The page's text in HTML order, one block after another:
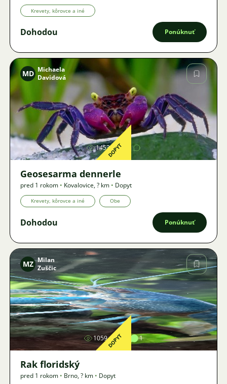
Krevety, kôrovce a iné
Dohodou Ponúknuť
Obrázok
MD Michaela
Davidová
1453DOPYT
Geosesarma dennerle
pred 1 rokom • Kovalovice,? km • Dopyt
Krevety, kôrovce a iné Obe
Dohodou Ponúknuť
Obrázok
MZ Milan
Zuščic
1059 1
DOPYT
Rak floridský
pred 1 rokom • Brno,? km • Dopyt